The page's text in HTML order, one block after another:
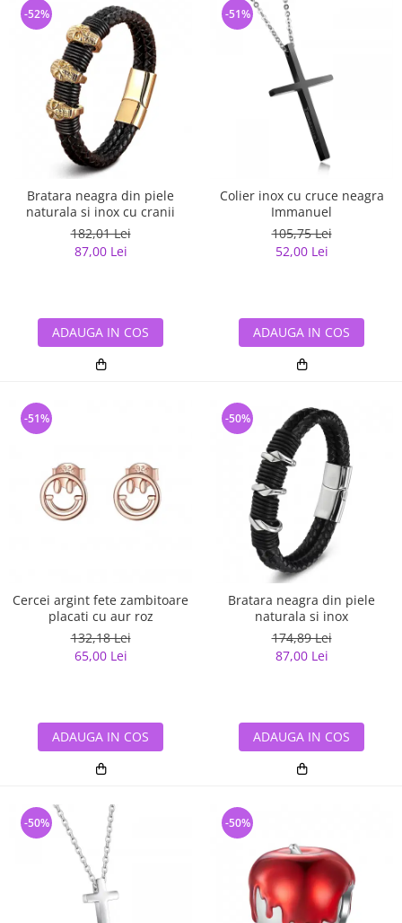
Bratara neagra din piele
naturala si inox cu cranii
182,01 Lei
87,00 Lei
-52%
ADAUGA IN COS
Colier inox cu cruce neagra
Immanuel
105,75 Lei
52,00 Lei
-51%
ADAUGA IN COS
Cercei argint fete zambitoare
placati cu aur roz
132,18 Lei
65,00 Lei
-51%
ADAUGA IN COS
Bratara neagra din piele
naturala si inox
174,89 Lei
87,00 Lei
-50%
ADAUGA IN COS
-50% -50%